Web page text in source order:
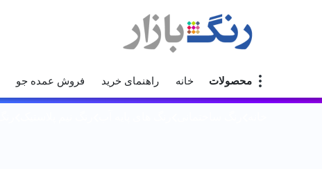
محصولات خانه راهنمای خرید فروش عمده جو